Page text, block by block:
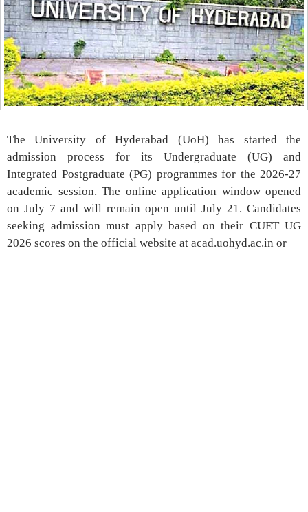
The University of Hyderabad (UoH) has started the
admission process for its Undergraduate (UG) and
Integrated Postgraduate (PG) programmes for the 2026-27
academic session. The online application window opened
on July 7 and will remain open until July 21. Candidates
seeking admission must apply based on their CUET UG
2026 scores on the official website at acad.uohyd.ac.in or